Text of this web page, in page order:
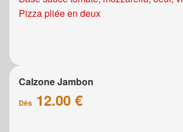
Pizza pliée en deux
Calzone Jambon
Dès 12.00 €